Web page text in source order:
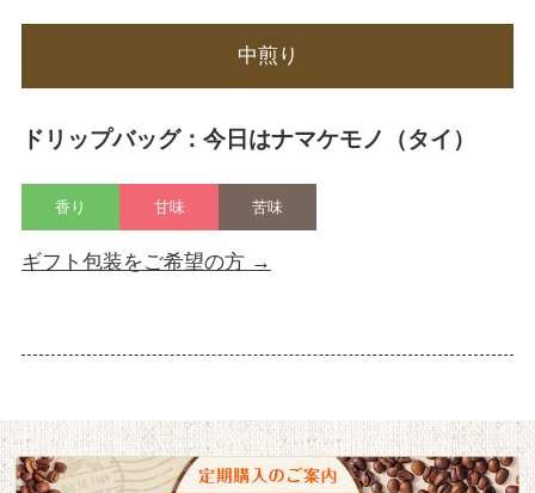
中煎り
ドリップバッグ：今日はナマケモノ（タイ）
香り 甘味 苦味
ギフト包装をご希望の方 →